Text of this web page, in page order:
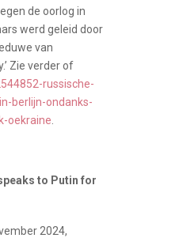
de oorlog in
werd geleid door
van
Zie verder of
russische-
berlijn-ondanks-
oekraine
to Putin for
2024,